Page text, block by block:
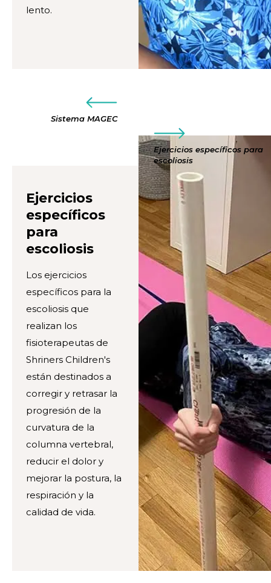
lento.
Sistema MAGEC
Ejercicios específicos para
escoliosis
Ejercicios
específicos
para
escoliosis
Los ejercicios
específicos para la
escoliosis que
realizan los
fisioterapeutas de
Shriners Children's
están destinados a
corregir y retrasar la
progresión de la
curvatura de la
columna vertebral,
reducir el dolor y
mejorar la postura, la
respiración y la
calidad de vida.